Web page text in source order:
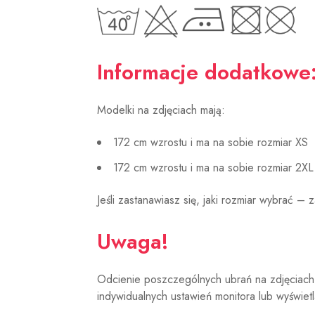
Informacje
Modelki na zdjęciach mają:
172 cm wzrostu i ma na sobie rozmiar XS
172 cm wzrostu i ma na sobie rozmiar 2XL
Jeśli zastanawiasz się, jaki rozmiar wybrać
Uwaga!
Odcienie poszczególnych ubrań na
indywidualnych ustawień monitora lub